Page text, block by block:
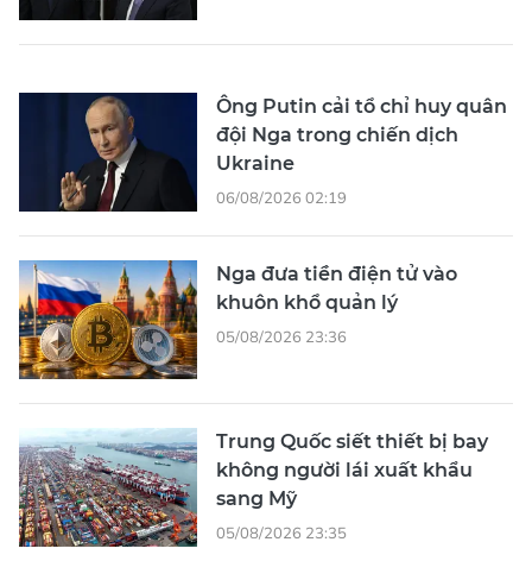
Ông Putin cải tổ chỉ huy quân
đội Nga trong chiến dịch
Ukraine
06/08/2026 02:19
Nga đưa tiền điện tử vào
khuôn khổ quản lý
05/08/2026 23:36
Trung Quốc siết thiết bị bay
không người lái xuất khẩu
sang Mỹ
05/08/2026 23:35